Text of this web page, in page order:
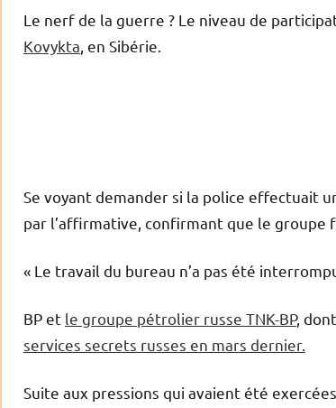
Le nerf de la guerre ? Le niveau de
Kovykta , en Sibérie.
Se voyant demander si la police effectuait
par l’affirmative, confirmant que le groupe
« Le travail du bureau n’a pas été
BP et le groupe pétrolier russe TNK-BP,
services secrets russes en mars dernier.
Suite aux pressions qui avaient été